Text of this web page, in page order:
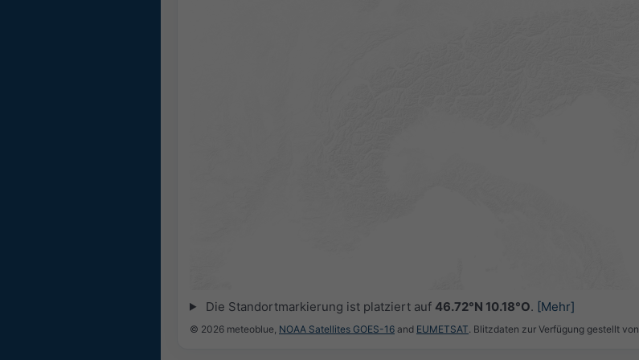
Die Standortmarkierung ist platziert auf 46.72°N 10.18°O. [Mehr]
© 2026 meteoblue, NOAA Satellites GOES-16 and EUMETSAT. Blitzdaten zur Verfügung gestellt von